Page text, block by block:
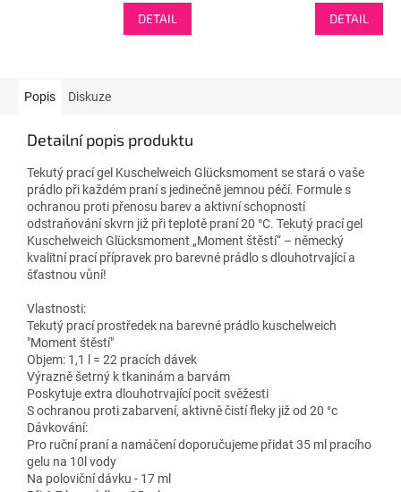
DETAIL DETAIL
Popis Diskuze
Detailní popis produktu
Tekutý prací gel Kuschelweich Glücksmoment se stará o vaše
prádlo při každém praní s jedinečně jemnou péčí. Formule s
ochranou proti přenosu barev a aktivní schopností
odstraňování skvrn již při teplotě praní 20 °C. Tekutý prací gel
Kuschelweich Glücksmoment „Moment štěstí“ – německý
kvalitní prací přípravek pro barevné prádlo s dlouhotrvající a
šťastnou vůní!
Vlastnosti:
Tekutý prací prostředek na barevné prádlo kuschelweich
"Moment štěstí"
Objem: 1,1 l = 22 pracích dávek
Výrazně šetrný k tkaninám a barvám
Poskytuje extra dlouhotrvající pocit svěžesti
S ochranou proti zabarvení, aktivně čistí fleky již od 20 °c
Dávkování:
Pro ruční praní a namáčení doporučujeme přidat 35 ml pracího
gelu na 10l vody
Na poloviční dávku - 17 ml